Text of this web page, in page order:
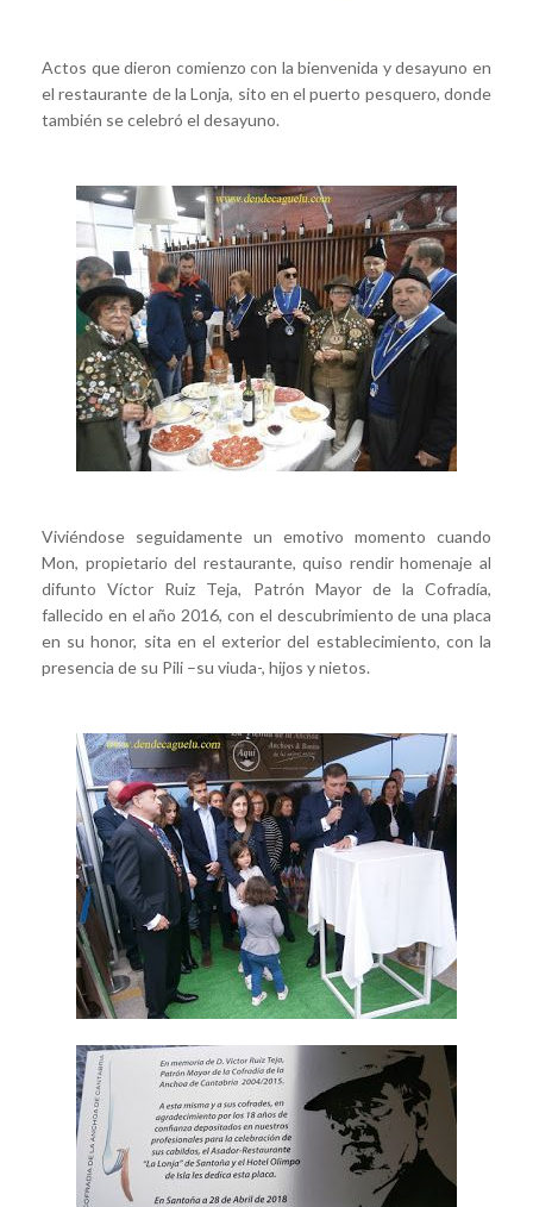
Actos que dieron comienzo con la bienvenida y desayuno en
el restaurante de la Lonja, sito en el puerto pesquero, donde
también se celebró el desayuno.
Viviéndose seguidamente un emotivo momento cuando
Mon, propietario del restaurante, quiso rendir homenaje al
difunto Víctor Ruiz Teja, Patrón Mayor de la Cofradía,
fallecido en el año 2016, con el descubrimiento de una placa
en su honor, sita en el exterior del establecimiento, con la
presencia de su Pili –su viuda-, hijos y nietos.